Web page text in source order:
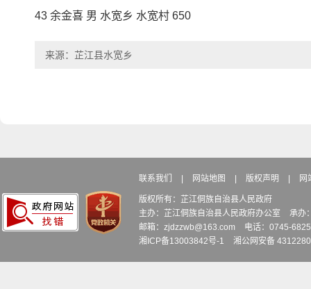
43 余金喜 男 水宽乡 水宽村 650
来源：芷江县水宽乡
联系我们 网站地图 版权声明 网
版权所有：芷江侗族自治县人民政府
主办：芷江侗族自治县人民政府办公室
承办
邮箱：zjdzzwb@163.com
电话：0745-
湘ICP备13003842号-1
湘公网安备